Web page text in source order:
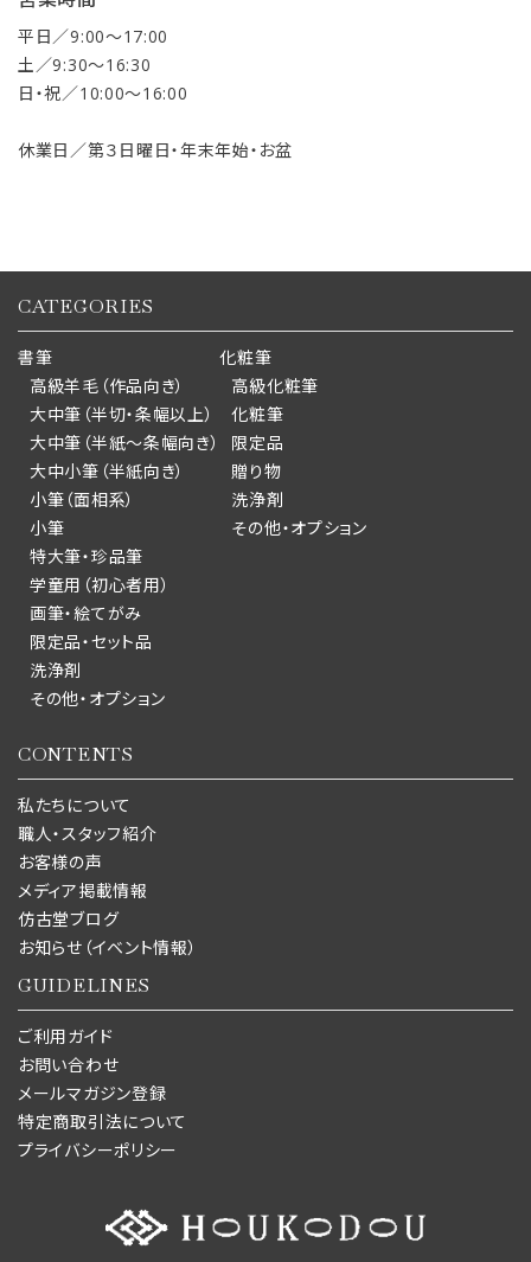
平日／9:00〜17:00
土／9:30〜16:30
日・祝／10:00〜16:00
休業日／第３日曜日・年末年始・お盆
CATEGORIES
書筆
高級羊毛（作品向き）
大中筆（半切・条幅以上）
大中筆（半紙～条幅向き）
大中小筆（半紙向き）
小筆（面相系）
小筆
特大筆・珍品筆
学童用（初心者用）
画筆・絵てがみ
限定品・セット品
洗浄剤
その他・オプション
化粧筆
高級化粧筆
化粧筆
限定品
贈り物
洗浄剤
その他・オプション
CONTENTS
私たちについて
職人・スタッフ紹介
お客様の声
メディア掲載情報
仿古堂ブログ
お知らせ（イベント情報）
GUIDELINES
ご利用ガイド
お問い合わせ
メールマガジン登録
特定商取引法について
プライバシーポリシー